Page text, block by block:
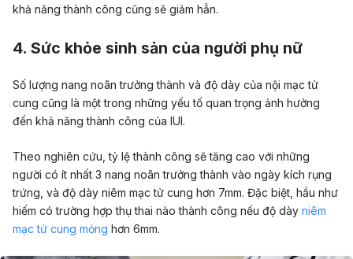
khả năng thành công cũng sẽ giảm hẳn.
4. Sức khỏe sinh sản của người phụ nữ
Số lượng nang noãn trưởng thành và độ dày của nội mạc tử
cung cũng là một trong những yếu tố quan trọng ảnh hưởng
đến khả năng thành công của IUI.
Theo nghiên cứu, tỷ lệ thành công sẽ tăng cao với những
người có ít nhất 3 nang noãn trưởng thành vào ngày kích rụng
trứng, và độ dày niêm mạc tử cung hơn 7mm. Đặc biệt, hầu như
hiếm có trường hợp thụ thai nào thành công nếu độ dày niêm
mạc tử cung mỏng hơn 6mm.